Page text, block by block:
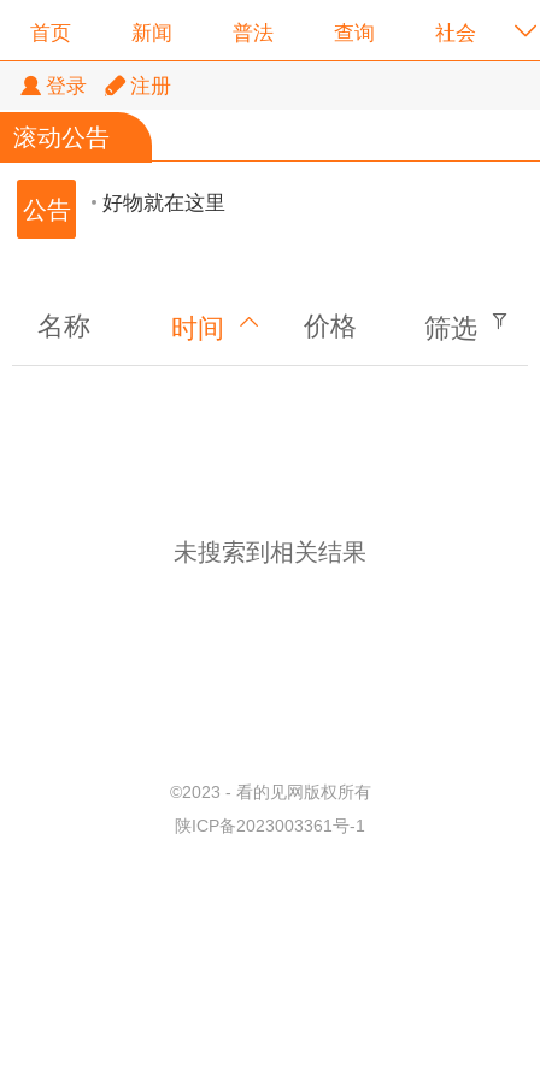
首页 新闻 普法 查询 社会
登录 注册
滚动公告
好物就在这里
名称 时间 价格 筛选
未搜索到相关结果
©2023 - 看的见网版权所有
陕ICP备2023003361号-1